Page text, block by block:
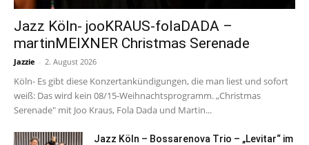
Jazz Köln- jooKRAUS-folaDADA –
martinMEIXNER Christmas Serenade
Jazzie - 2. August 2026
Köln- Es gibt diese Konzertankündigungen, die man liest und sofort
weiß: Das wird kein 08/15-Weihnachtsprogramm. „Christmas
Serenade" mit Joo Kraus, Fola Dada und Martin...
Jazz Köln – Bossarenova Trio – „Levitar“ im